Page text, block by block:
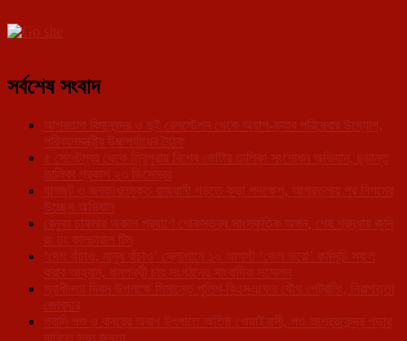
সর্বশেষ সংবাদ
আগরতলা বিমানবন্দর ও দুই রেলস্টেশন থেকে অ্যাপ-ক্যাব পরিষেবার উদ্যোগ,
পরিবহনমন্ত্রীর উচ্চপর্যায়ের বৈঠক
৫ সেপ্টেম্বর থেকে ত্রিপুরায় বিশেষ ভোটার তালিকা সংশোধন অভিযান, চূড়ান্ত
তালিকা প্রকাশ ২৩ ডিসেম্বর
যানজট ও জবরদখলমুক্ত রাজধানী গড়তে কড়া পদক্ষেপ, আগরতলায় পুর নিগমের
উচ্ছেদ অভিযান
রেনুকা চাকমার অকাল প্রয়াণে শোকস্তব্ধ সাংস্কৃতিক অঙ্গন, শেষ শ্রদ্ধায় জুনি
রং ঢং কালচারাল টিম
‘দেশ বাঁচাও, মানুষ বাঁচাও’ স্লোগানে ১০ আগস্ট ‘জেল ভরো’ কর্মসূচি সফল
করার আহ্বান, বামপন্থী চার সংগঠনের সাংবাদিক সম্মেলন
স্বাধীনতা দিবস উপলক্ষে সিমান্তে পুলিশ-বিএসএফের যৌথ পেট্রলিং, নিরাপত্তা
জোরদার
গবাদি পশু ও বানরের অবাধ উৎপাতে অতিষ্ঠ খোয়াইবাসী, পশু আশ্রয়কেন্দ্র গড়ার
দাবিতে সরব জনতা